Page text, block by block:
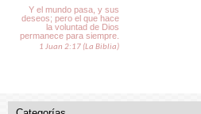
Y el mundo pasa, y sus
deseos; pero el que hace
la voluntad de Dios
permanece para siempre.
1 Juan 2:17 (La Biblia)